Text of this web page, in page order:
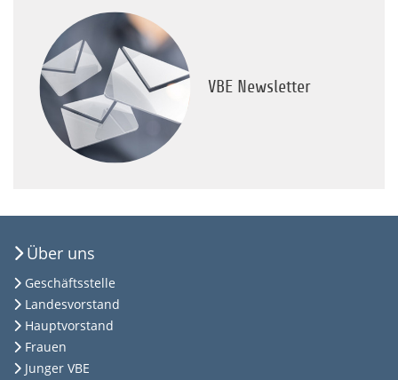
VBE Newsletter
Über uns
Geschäftsstelle
Landesvorstand
Hauptvorstand
Frauen
Junger VBE